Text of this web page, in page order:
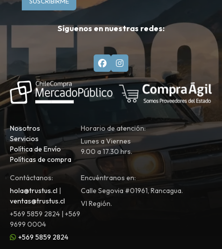
Síguenos en nuestras redes:
Nosotros
Servicios
Política de Envío
Políticas de compra
Horario de atención:
Lunes a Viernes
9.00 a 17.30 hrs.
Contáctanos:
hola@trustus.cl |
ventas@trustus.cl
+569 5859 2824 | +569
9699 0004
+569 5859 2824
Encuéntranos en:
Calle Segovia #01961, Rancagua.
VI Región.